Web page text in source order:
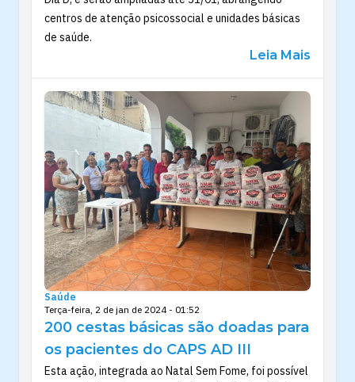
centros de atenção psicossocial e unidades básicas
de saúde.
Leia Mais
Saúde
Terça-feira, 2 de jan de 2024 - 01:52
200 cestas básicas são doadas para
os pacientes do CAPS AD III
Esta ação, integrada ao Natal Sem Fome, foi possível